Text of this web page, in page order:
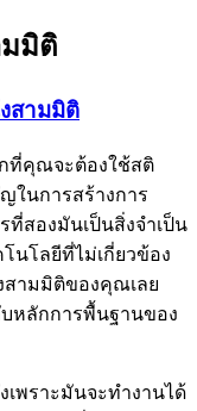
มิติ
สามมิติ
ที่คุณจะต้องใช้สติ
ในการสร้างการ
ที่สองมันเป็นสิ่งจำเป็น
นโลยีที่ไม่เกี่ยวข้อง
สามมิติของคุณเลย
หลักการพื้นฐานของ
เพราะมันจะทำงานได้